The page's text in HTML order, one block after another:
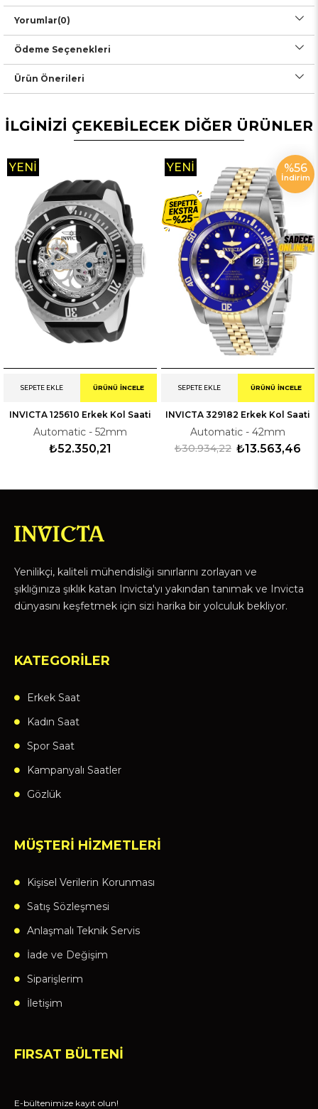
Yorumlar(0)
Ödeme Seçenekleri
Ürün Önerileri
İLGİNİZİ ÇEKEBİLECEK DİĞER ÜRÜNLER
INVICTA 125610 Erkek Kol Saati
Automatic - 52mm
₺52.350,21
SEPETE EKLE ÜRÜNÜ İNCELE
YENI
INVICTA 329182 Erkek Kol Saati
Automatic - 42mm
₺13.563,46
₺30.934,22
SEPETE EKLE ÜRÜNÜ İNCELE
%56
İndirim
YENI
Yenilikçi, kaliteli mühendisliği sınırlarını zorlayan ve
şıklığınıza şıklık katan Invicta'yı yakından tanımak ve Invicta
dünyasını keşfetmek için sizi harika bir yolculuk bekliyor.
KATEGORİLER
Erkek Saat
Kadın Saat
Spor Saat
Kampanyalı Saatler
Gözlük
MÜŞTERİ HİZMETLERİ
Kişisel Verilerin Korunması
Satış Sözleşmesi
Anlaşmalı Teknik Servis
İade ve Değişim
Siparişlerim
İletişim
FIRSAT BÜLTENİ
E-bültenimize kayıt olun!